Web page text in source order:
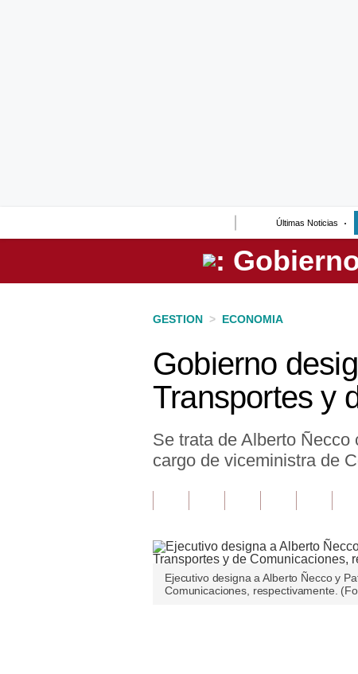
Últimas Noticias
Perú
GESTION > ECONOMIA
Gobierno
Transportes y
Se trata de Alberto
cargo de viceministra de
Ejecutivo designa a Alberto Ñecco y
Comunicaciones, respectivamente.